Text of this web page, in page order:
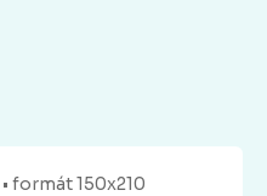
• formát 150x210